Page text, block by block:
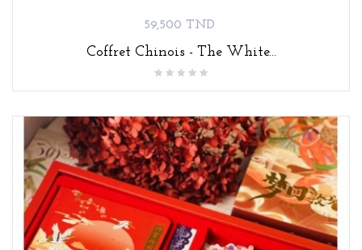
Prix
59,500 TND
Coffret Chinois - The White...